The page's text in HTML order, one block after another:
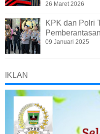
26 Maret 2026
KPK dan Polri
09 Januari 2025
IKLAN